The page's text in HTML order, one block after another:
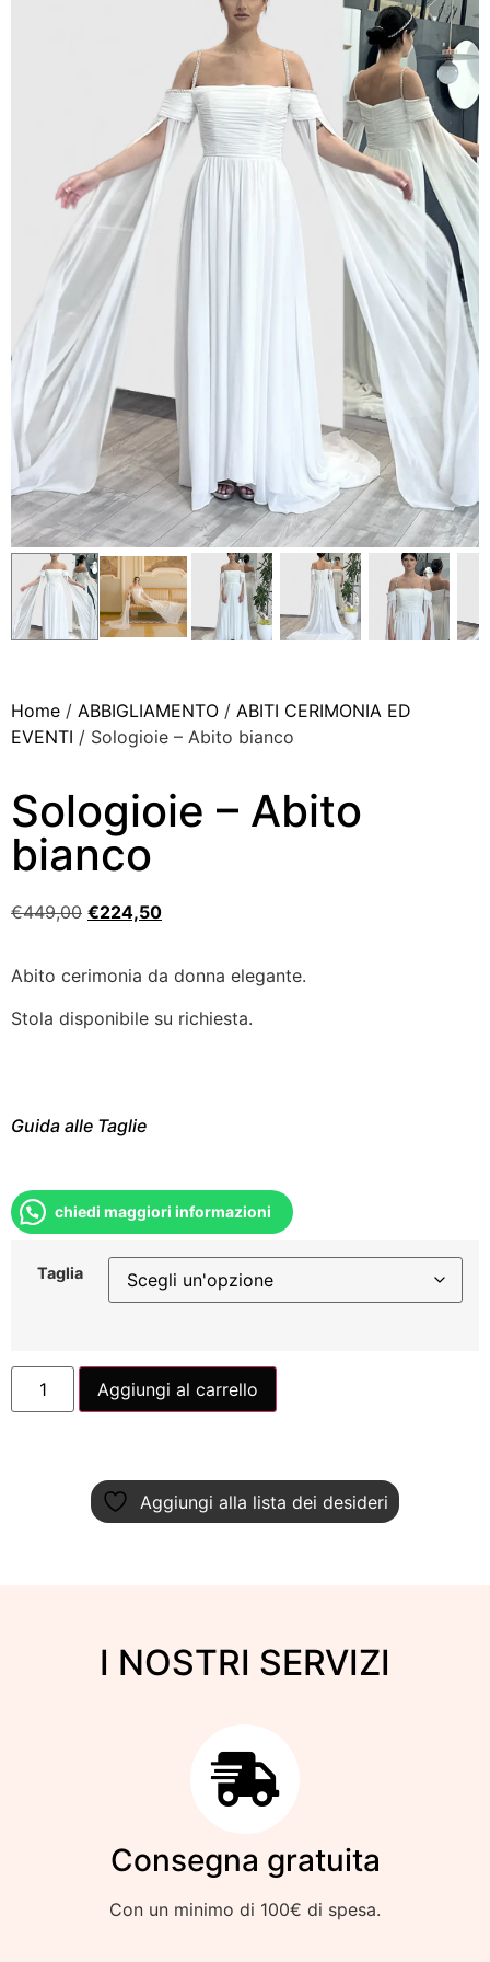
Home / ABBIGLIAMENTO / ABITI CERIMONIA ED
EVENTI / Sologioie – Abito bianco
Sologioie – Abito
bianco
€449,00 €224,50
Abito cerimonia da donna elegante.
Stola disponibile su richiesta.
Guida alle Taglie
chiedi maggiori informazioni
Taglia
Aggiungi al carrello
Aggiungi alla lista dei desideri
I NOSTRI SERVIZI
Consegna gratuita
Con un minimo di 100€ di spesa.